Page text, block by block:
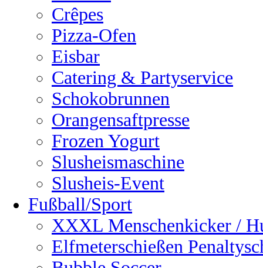
Crêpes
Pizza-Ofen
Eisbar
Catering & Partyservice
Schokobrunnen
Orangensaftpresse
Frozen Yogurt
Slusheismaschine
Slusheis-Event
Fußball/Sport
XXXL Menschenkicker /
Elfmeterschießen